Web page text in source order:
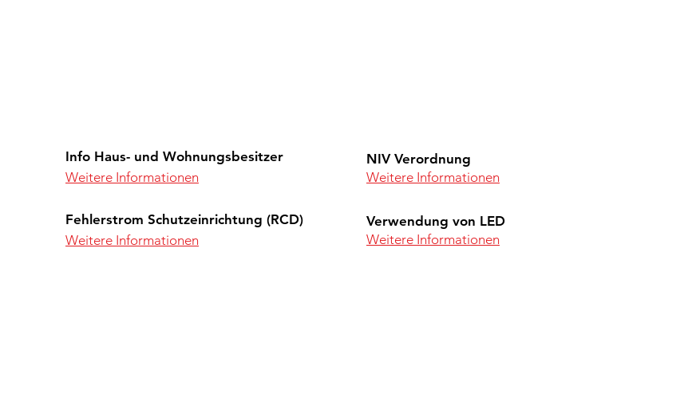
Info Haus- und Wohnungsbesitzer
Weitere Informationen
NIV Verordnung
Weitere Informationen
Fehlerstrom Schutzeinrichtung (RCD)
Weitere Informationen
Verwendung von LED
Weitere Informationen